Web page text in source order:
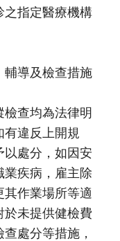
之指定醫療機構
輔導及檢查措施
查均為法律明
有違反上開規
以處分，如因安
業疾病，雇主除
作業場所等適
於未提供健檢費
處分等措施，